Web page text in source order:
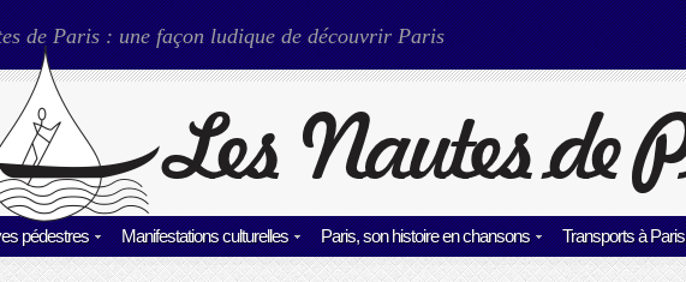
de Paris : une façon ludique de découvrir Paris
pédestres Manifestations culturelles Paris, son histoire en chansons Transports à Paris